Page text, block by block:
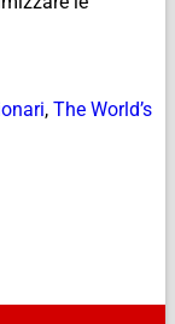
, The World’s